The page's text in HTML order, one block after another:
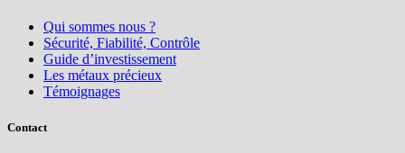
Qui sommes nous ?
Sécurité, Fiabilité, Contrôle
Guide d’investissement
Les métaux précieux
Témoignages
Contact